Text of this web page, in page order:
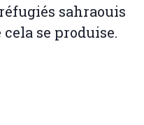
sahraouis
se produise.